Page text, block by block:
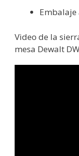
Video de la
mesa Dewalt